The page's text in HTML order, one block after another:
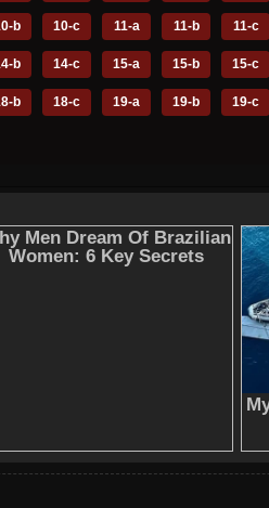
b 10-c 11-a 11-b 11-c
b 14-c 15-a 15-b 15-c
b 18-c 19-a 19-b 19-c